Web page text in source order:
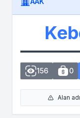
156 0
Alan